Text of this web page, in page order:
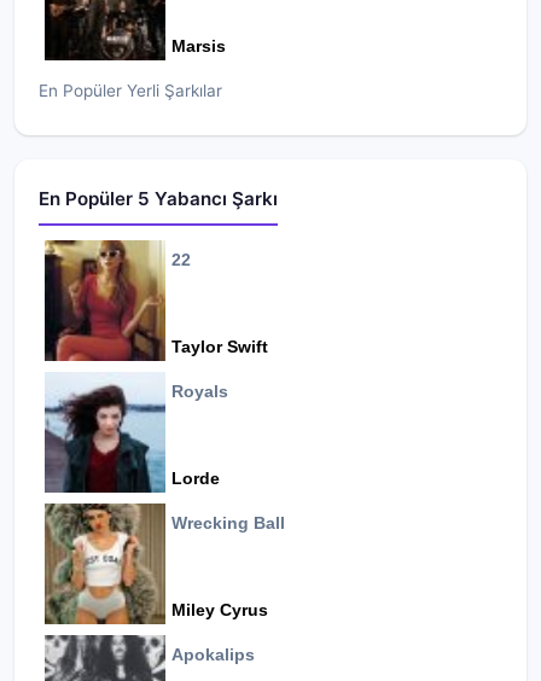
Marsis
En Popüler Yerli Şarkılar
En Popüler 5 Yabancı Şarkı
22
Taylor Swift
Royals
Lorde
Wrecking Ball
Miley Cyrus
Apokalips